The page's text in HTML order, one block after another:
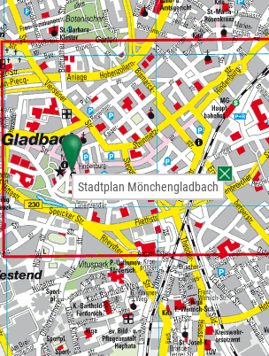
Stadtplan Mönchengladbach